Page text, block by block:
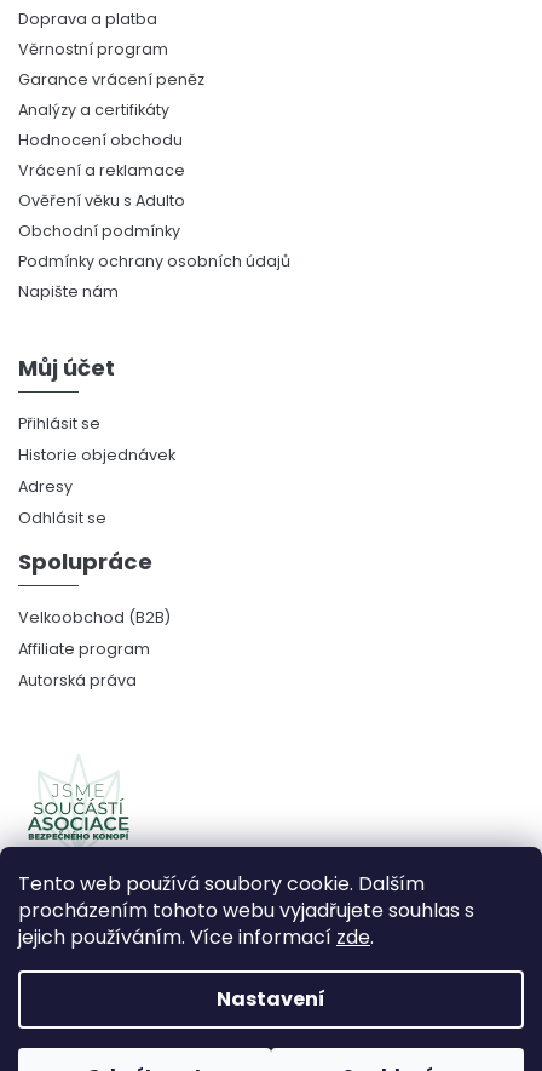
Tento web používá soubory cookie. Dalším
procházením tohoto webu vyjadřujete souhlas s
jejich používáním. Více informací zde.
Nastavení
Doprava a platba
Věrnostní program
Garance vrácení peněz
Analýzy a certifikáty
Hodnocení obchodu
Vrácení a reklamace
Ověření věku s Adulto
Obchodní podmínky
Podmínky ochrany osobních údajů
Napište nám
Můj účet
Přihlásit se
Historie objednávek
Adresy
Odhlásit se
Spolupráce
Velkoobchod (B2B)
Affiliate program
Autorská práva
Vytvořil Shoptet Premium